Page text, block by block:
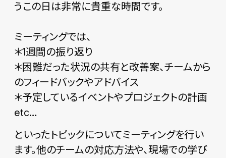
うこの日は非常に貴重な時間です。
ミーティングでは、
＊1週間の振り返り
＊困難だった状況の共有と改善案、チームから
のフィードバックやアドバイス
＊予定しているイベントやプロジェクトの計画
etc…
といったトピックについてミーティングを行い
ます。他のチームの対応方法や、現場での学び